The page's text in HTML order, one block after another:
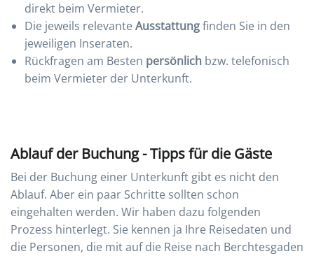
direkt beim Vermieter.
Die jeweils relevante Ausstattungfinden Sie in den
jeweiligen Inseraten.
Rückfragen am Besten persönlich bzw. telefonisch
beim Vermieter der Unterkunft.
Ablauf der Buchung - Tipps für die Gäste
Bei der Buchung einer Unterkunft gibt es nicht den
Ablauf. Aber ein paar Schritte sollten schon
eingehalten werden. Wir haben dazu folgenden
Prozess hinterlegt. Sie kennen ja Ihre Reisedaten und
die Personen, die mit auf die Reise nach Berchtesgaden